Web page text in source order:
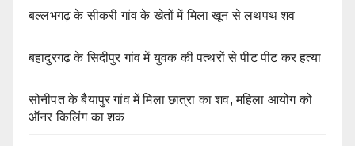
बल्लभगढ़ के सीकरी गांव के खेतों में मिला खून से लथपथ शव
बहादुरगढ़ के सिदीपुर गांव में युवक की पत्थरों से पीट पीट कर हत्या
सोनीपत के बैयापुर गांव में मिला छात्रा का शव, महिला आयोग को
ऑनर किलिंग का शक